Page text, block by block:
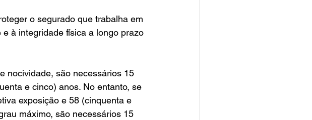
o segurado que trabalha em
à integridade física a longo prazo
nocividade, são necessários 15
e cinco) anos. No entanto, se
exposição e 58 (cinquenta e
máximo, são necessários 15